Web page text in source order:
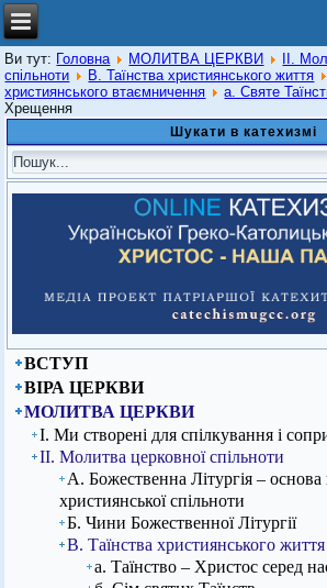
Ви тут: Головна МОЛИТВА ЦЕРКВИ
ІІ.
спільноти
В. Таїнства християнського життя
християнського втаємничення
а. Святе
Хрещення
Шукати в катехизмі
ВСТУП
ВІРА ЦЕРКВИ
МОЛИТВА ЦЕРКВИ
І. Ми створені для спілкування і
ІІ. Молитва церковної спільноти
А. Божественна Літургія –
християнської спільноти
Б. Чини Божественної Літургії
В. Таїнства християнського життя
а. Таїнство – Христос серед